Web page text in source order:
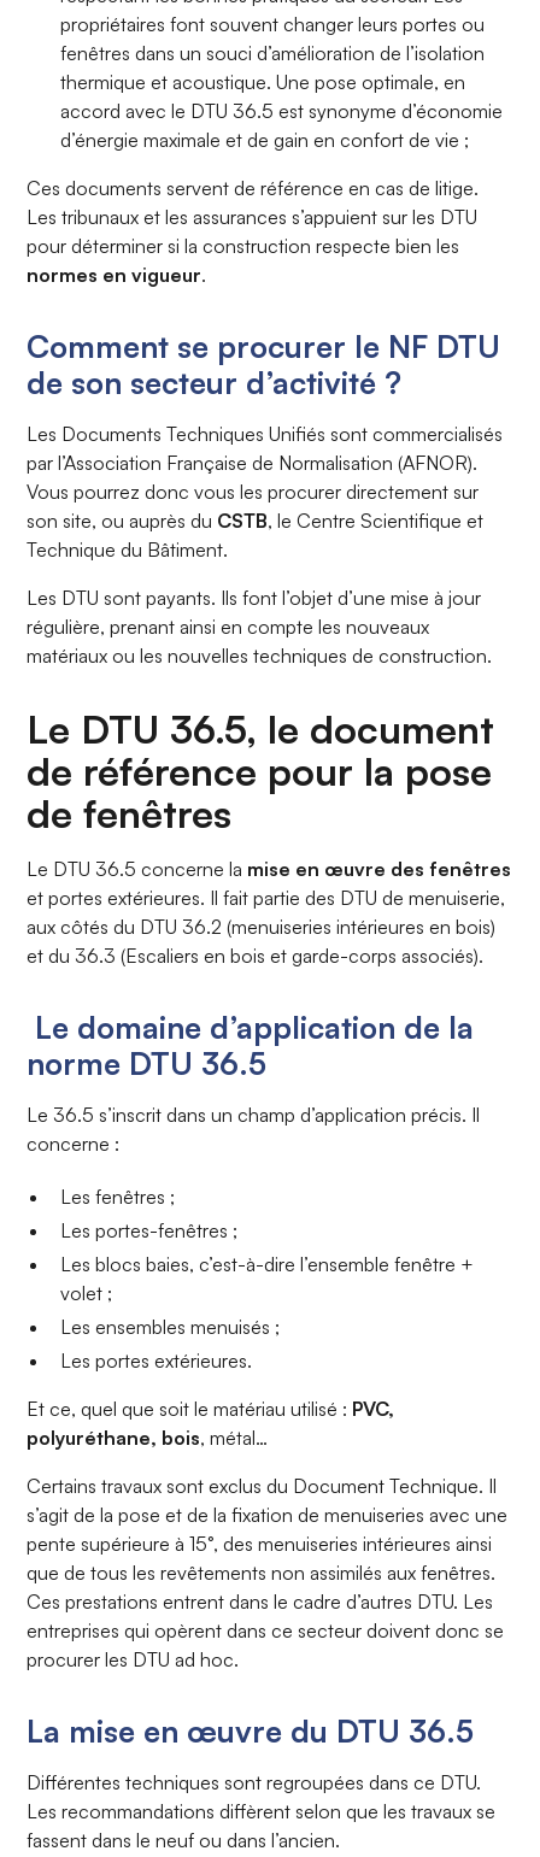
propriétaires font souvent changer leurs portes ou
fenêtres dans un souci d’amélioration de l’isolation
thermique et acoustique. Une pose optimale, en
accord avec le DTU 36.5 est synonyme d’économie
d’énergie maximale et de gain en confort de vie ;
Ces documents servent de référence en cas de litige.
Les tribunaux et les assurances s’appuient sur les DTU
pour déterminer si la construction respecte bien les
normes en vigueur.
Comment se procurer le NF DTU
de son secteur d’activité ?
Les Documents Techniques Unifiés sont commercialisés
par l’Association Française de Normalisation (AFNOR).
Vous pourrez donc vous les procurer directement sur
son site, ou auprès du CSTB, le Centre Scientifique et
Technique du Bâtiment.
Les DTU sont payants. Ils font l’objet d’une mise à jour
régulière, prenant ainsi en compte les nouveaux
matériaux ou les nouvelles techniques de construction.
Le DTU 36.5, le document
de référence pour la pose
de fenêtres
Le DTU 36.5 concerne la mise en œuvre des fenêtres
et portes extérieures. Il fait partie des DTU de menuiserie,
aux côtés du DTU 36.2 (menuiseries intérieures en bois)
et du 36.3 (Escaliers en bois et garde-corps associés).
Le domaine d’application de la
norme DTU 36.5
Le 36.5 s’inscrit dans un champ d’application précis. Il
concerne :
Les fenêtres ;
Les portes-fenêtres ;
Les blocs baies, c’est-à-dire l’ensemble fenêtre +
volet ;
Les ensembles menuisés ;
Les portes extérieures.
Et ce, quel que soit le matériau utilisé : PVC,
polyuréthane, bois, métal…
Certains travaux sont exclus du Document Technique. Il
s’agit de la pose et de la fixation de menuiseries avec une
pente supérieure à 15°, des menuiseries intérieures ainsi
que de tous les revêtements non assimilés aux fenêtres.
Ces prestations entrent dans le cadre d’autres DTU. Les
entreprises qui opèrent dans ce secteur doivent donc se
procurer les DTU ad hoc.
La mise en œuvre du DTU 36.5
Différentes techniques sont regroupées dans ce DTU.
Les recommandations diffèrent selon que les travaux se
fassent dans le neuf ou dans l’ancien.